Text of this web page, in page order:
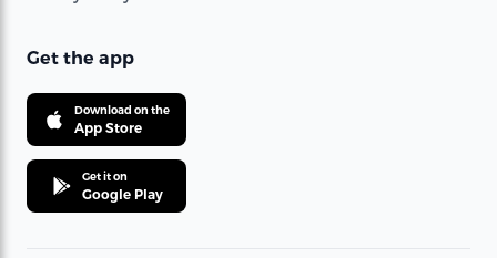
Get the app
Download on the
App Store
Get it on
Google Play